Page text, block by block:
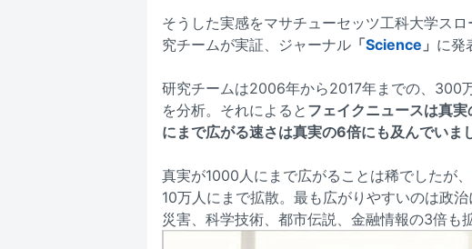
そうした実感をマサチューセッツ工科大学ス
究チームが実証、ジャーナル 「Science 」 に発
研究チームは2006年から2017年までの、300
を分析。それによると フェイクニュースは真
にまで広がる速さは真実の6倍にも及んでいま
真実が1000人にまで広がることは稀でしたが
10万人にまで拡散。最も広がりやすいのは政
災害、科学技術、都市伝説、金融情報の3倍も